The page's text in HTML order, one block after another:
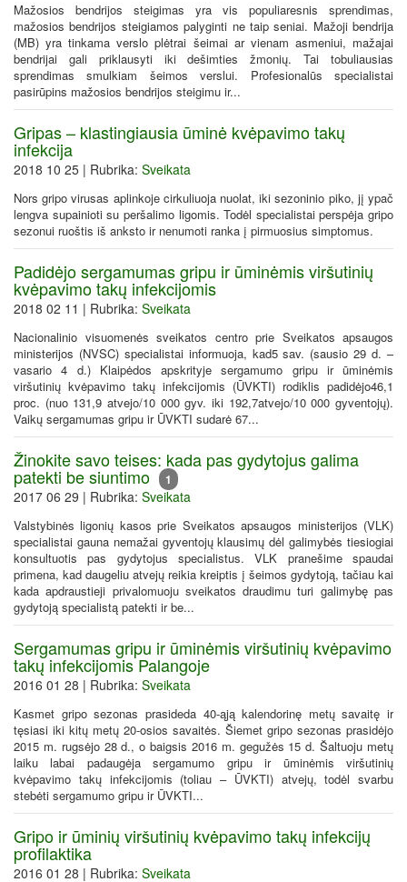
Mažosios bendrijos steigimas yra vis populiaresnis sprendimas,
mažosios bendrijos steigiamos palyginti ne taip seniai. Mažoji bendrija
(MB) yra tinkama verslo plėtrai šeimai ar vienam asmeniui, mažajai
bendrijai gali priklausyti iki dešimties žmonių. Tai tobuliausias
sprendimas smulkiam šeimos verslui. Profesionalūs specialistai
pasirūpins mažosios bendrijos steigimu ir...
Gripas – klastingiausia ūminė kvėpavimo takų
infekcija
2018 10 25 | Rubrika: Sveikata
Nors gripo virusas aplinkoje cirkuliuoja nuolat, iki sezoninio piko, jį ypač
lengva supainioti su peršalimo ligomis. Todėl specialistai perspėja gripo
sezonui ruoštis iš anksto ir nenumoti ranka į pirmuosius simptomus.
Padidėjo sergamumas gripu ir ūminėmis viršutinių
kvėpavimo takų infekcijomis
2018 02 11 | Rubrika: Sveikata
Nacionalinio visuomenės sveikatos centro prie Sveikatos apsaugos
ministerijos (NVSC) specialistai informuoja, kad5 sav. (sausio 29 d. –
vasario 4 d.) Klaipėdos apskrityje sergamumo gripu ir ūminėmis
viršutinių kvėpavimo takų infekcijomis (ŪVKTI) rodiklis padidėjo46,1
proc. (nuo 131,9 atvejo/10 000 gyv. iki 192,7atvejo/10 000 gyventojų).
Vaikų sergamumas gripu ir ŪVKTI sudarė 67...
Žinokite savo teises: kada pas gydytojus galima
patekti be siuntimo 1
2017 06 29 | Rubrika: Sveikata
Valstybinės ligonių kasos prie Sveikatos apsaugos ministerijos (VLK)
specialistai gauna nemažai gyventojų klausimų dėl galimybės tiesiogiai
konsultuotis pas gydytojus specialistus. VLK pranešime spaudai
primena, kad daugeliu atvejų reikia kreiptis į šeimos gydytoją, tačiau kai
kada apdraustieji privalomuoju sveikatos draudimu turi galimybę pas
gydytoją specialistą patekti ir be...
Sergamumas gripu ir ūminėmis viršutinių kvėpavimo
takų infekcijomis Palangoje
2016 01 28 | Rubrika: Sveikata
Kasmet gripo sezonas prasideda 40-ąją kalendorinę metų savaitę ir
tęsiasi iki kitų metų 20-osios savaitės. Šiemet gripo sezonas prasidėjo
2015 m. rugsėjo 28 d., o baigsis 2016 m. gegužės 15 d. Šaltuoju metų
laiku labai padaugėja sergamumo gripu ir ūminėmis viršutinių
kvėpavimo takų infekcijomis (toliau – ŪVKTI) atvejų, todėl svarbu
stebėti sergamumo gripu ir ŪVKTI...
Gripo ir ūminių viršutinių kvėpavimo takų infekcijų
profilaktika
2016 01 28 | Rubrika: Sveikata